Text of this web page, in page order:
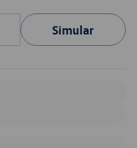
Simular